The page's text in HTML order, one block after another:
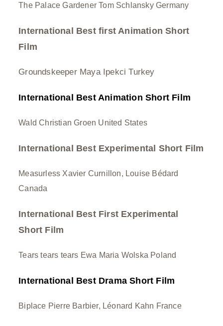
The Palace Gardener Tom Schlansky Germany
International Best first Animation Short
Film
Groundskeeper Maya Ipekci Turkey
International Best Animation Short Film
Wald Christian Groen United States
International Best Experimental Short Film
Measurless Xavier Curnillon, Louise Bédard
Canada
International Best First Experimental
Short Film
Tears tears tears Ewa Maria Wolska Poland
International Best Drama Short Film
Biplace Pierre Barbier, Léonard Kahn France